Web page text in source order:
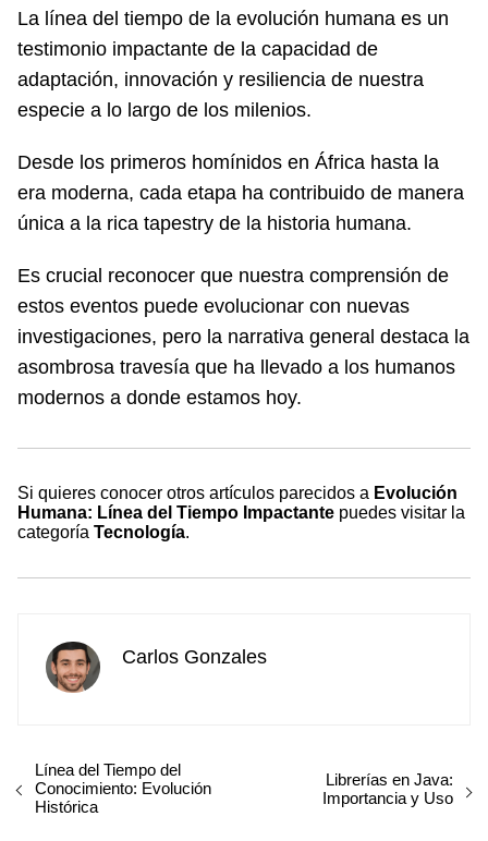
La línea del tiempo de la evolución humana es un
testimonio impactante de la capacidad de
adaptación, innovación y resiliencia de nuestra
especie a lo largo de los milenios.
Desde los primeros homínidos en África hasta la
era moderna, cada etapa ha contribuido de manera
única a la rica tapestry de la historia humana.
Es crucial reconocer que nuestra comprensión de
estos eventos puede evolucionar con nuevas
investigaciones, pero la narrativa general destaca la
asombrosa travesía que ha llevado a los humanos
modernos a donde estamos hoy.
Si quieres conocer otros artículos parecidos a Evolución
Humana: Línea del Tiempo Impactante puedes visitar la
categoría Tecnología.
Carlos Gonzales
Línea del Tiempo del
Conocimiento: Evolución
Histórica
Librerías en Java:
Importancia y Uso